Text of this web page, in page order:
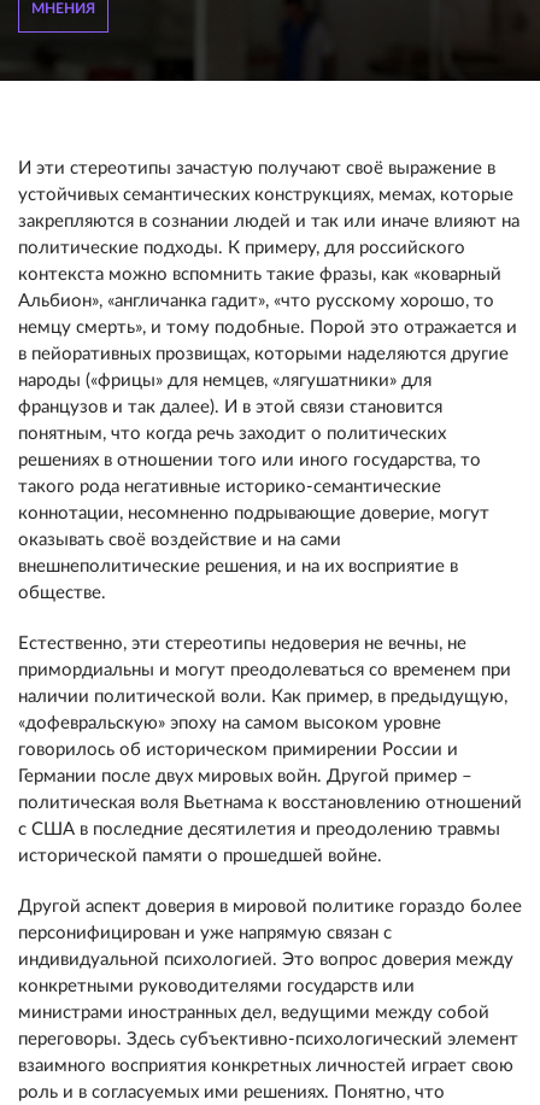
МНЕНИЯ
И эти стереотипы зачастую получают своё выражение в
устойчивых семантических конструкциях, мемах, которые
закрепляются в сознании людей и так или иначе влияют на
политические подходы. К примеру, для российского
контекста можно вспомнить такие фразы, как «коварный
Альбион», «англичанка гадит», «что русскому хорошо, то
немцу смерть», и тому подобные. Порой это отражается и
в пейоративных прозвищах, которыми наделяются другие
народы («фрицы» для немцев, «лягушатники» для
французов и так далее). И в этой связи становится
понятным, что когда речь заходит о политических
решениях в отношении того или иного государства, то
такого рода негативные историко-семантические
коннотации, несомненно подрывающие доверие, могут
оказывать своё воздействие и на сами
внешнеполитические решения, и на их восприятие в
обществе.
Естественно, эти стереотипы недоверия не вечны, не
примордиальны и могут преодолеваться со временем при
наличии политической воли. Как пример, в предыдущую,
«дофевральскую» эпоху на самом высоком уровне
говорилось об историческом примирении России и
Германии после двух мировых войн. Другой пример –
политическая воля Вьетнама к восстановлению отношений
с США в последние десятилетия и преодолению травмы
исторической памяти о прошедшей войне.
Другой аспект доверия в мировой политике гораздо более
персонифицирован и уже напрямую связан с
индивидуальной психологией. Это вопрос доверия между
конкретными руководителями государств или
министрами иностранных дел, ведущими между собой
переговоры. Здесь субъективно-психологический элемент
взаимного восприятия конкретных личностей играет свою
роль и в согласуемых ими решениях. Понятно, что